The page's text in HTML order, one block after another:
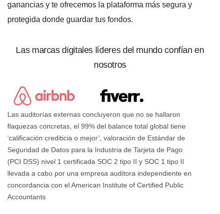
ganancias y te ofrecemos la plataforma más segura y
protegida donde guardar tus fondos.
Las marcas digitales líderes del mundo confían en
nosotros
Las auditorías externas concluyeron que no se hallaron
flaquezas concretas, el 99% del balance total global tiene
‘calificación crediticia o mejor’, valoración de Estándar de
Seguridad de Datos para la Industria de Tarjeta de Pago
(PCI DSS) nivel 1 certificada SOC 2 tipo II y SOC 1 tipo II
llevada a cabo por una empresa auditora independiente en
concordancia con el American Institute of Certified Public
Accountants
Explora todos los servicios comerciales
Expande tu negocio